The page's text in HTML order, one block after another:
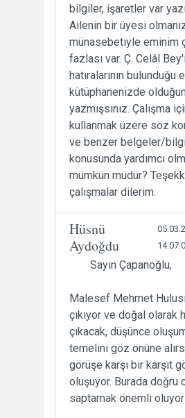
bilgiler, işaretler var
Ailenin bir üyesi
münasebetiyle eminim
fazlası var. Ç. Celâl
hatıralarının bulunduğu
kütüphanenizde
yazmışsınız. Çalışma
kullanmak üzere söz
ve benzer belgeler/
konusunda yardımcı
mümkün müdür?
çalışmalar dilerim.
Hüsnü
Aydoğdu
Sayın Çapanoğlu,
Malesef Mehmet
çıkıyor ve doğal olarak
çıkacak, düşünce
temelini göz önüne
görüşe karşı bir karşıt
oluşuyor. Burada doğru
saptamak önemli